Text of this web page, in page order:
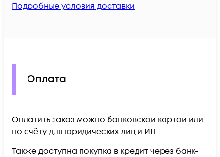
Подробные условия доставки
Оплата
Оплатить заказ можно банковской картой или
по счёту для юридических лиц и ИП.
Также доступна покупка в кредит через банк-